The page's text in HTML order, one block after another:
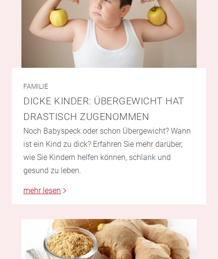
FAMILIE
DICKE KINDER: ÜBERGEWICHT HAT
DRASTISCH ZUGENOMMEN
Noch Babyspeck oder schon Übergewicht? Wann
ist ein Kind zu dick? Erfahren Sie mehr darüber,
wie Sie Kindern helfen können, schlank und
gesund zu leben.
mehr lesen